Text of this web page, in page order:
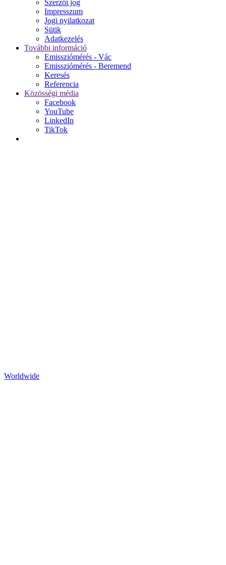
Szerzői jog
Impresszum
Jogi nyilatkozat
Sütik
Adatkezelés
További információ
Emissziómérés - Vác
Emissziómérés - Beremend
Keresés
Referencia
Közösségi média
Facebook
YouTube
LinkedIn
TikTok
Worldwide